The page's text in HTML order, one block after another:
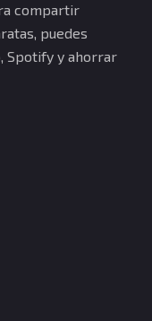
compartir
puedes
Spotify y ahorrar